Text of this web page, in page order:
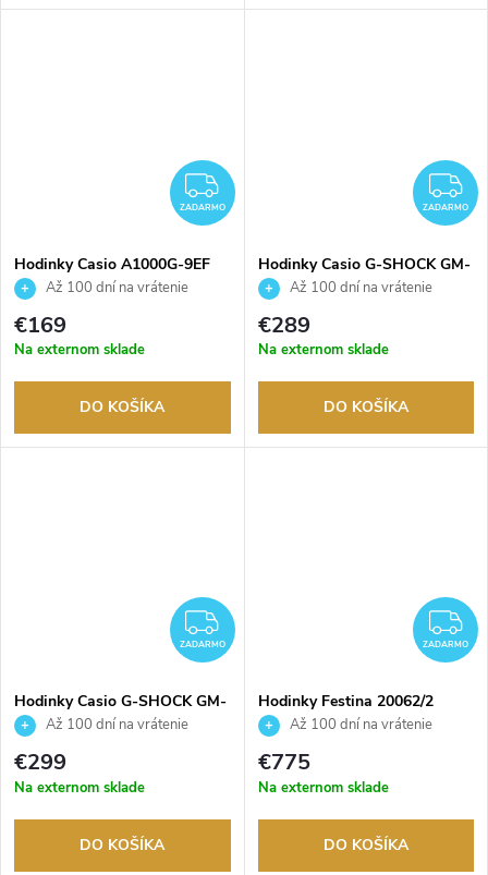
ZADARMO
ZADARMO
Hodinky Casio A1000G-9EF
Až 100 dní na vrátenie
tovaru. Autorizovaný predajca.
€169
Na externom sklade
DO KOŠÍKA
ZADARMO
Hodinky Casio G-SHOCK GM-
5600YMG-9ER
Až 100 dní na vrátenie
tovaru. Autorizovaný predajca.
€289
Na externom sklade
DO KOŠÍKA
ZADARMO
ZADARMO
Hodinky Casio G-SHOCK GM-
2100YMG-9AER
Až 100 dní na vrátenie
tovaru. Autorizovaný predajca.
€299
Na externom sklade
DO KOŠÍKA
ZADARMO
Hodinky Festina 20062/2
Až 100 dní na vrátenie
tovaru. Autorizovaný predajca.
€775
Na externom sklade
DO KOŠÍKA